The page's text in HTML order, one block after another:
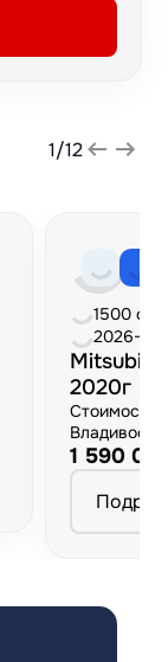
1/12
1500 cm
2026-
2020г
Стоимость
1 590